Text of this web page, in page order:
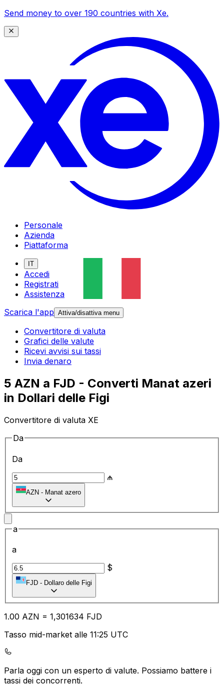
Send money to over 190 countries with Xe.
Personale
Azienda
Piattaforma
IT
Accedi
Registrati
Assistenza
Scarica l'app Attiva/disattiva menu
Convertitore di valuta
Grafici delle valute
Ricevi avvisi sui tassi
Invia denaro
5 AZN a FJD - Converti Manat azeri
in Dollari delle Figi
Convertitore di valuta XE
Da
Da
₼
AZN - Manat azero
a
a
$
FJD - Dollaro delle Figi
1.00 AZN = 1,301634 FJD
Tasso mid-market alle 11:25 UTC
Parla oggi con un esperto di valute. Possiamo battere i
tassi dei concorrenti.